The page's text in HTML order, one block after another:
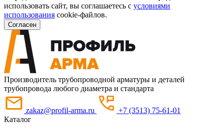
использовать сайт, вы соглашаетесь с условиями
использования cookie-файлов.
Согласен
Производитель трубопроводной арматуры и деталей
трубопровода любого диаметра и стандарта
zakaz@profil-arma.ru
+7 (3513) 75-61-01
Каталог